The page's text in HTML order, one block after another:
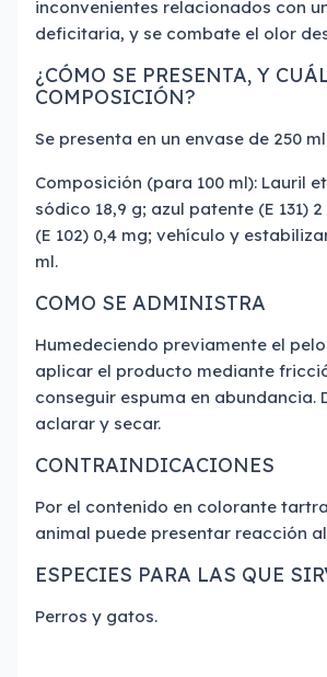
inconvenientes relacionados con
deficitaria, y se combate el olor
¿CÓMO SE PRESENTA, Y
COMPOSICIÓN?
Se presenta en un envase de 250
Composición (para 100 ml): Lauril
sódico 18,9 g; azul patente (E 131)
(E 102) 0,4 mg; vehículo y
ml.
COMO SE ADMINISTRA
Humedeciendo previamente el
aplicar el producto mediante
conseguir espuma en abundancia.
aclarar y secar.
CONTRAINDICACIONES
Por el contenido en colorante
animal puede presentar reacción
ESPECIES PARA LAS QUE
Perros y gatos.